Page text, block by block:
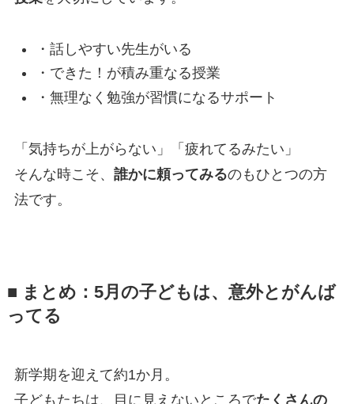
・話しやすい先生がいる
・できた！が積み重なる授業
・無理なく勉強が習慣になるサポート
「気持ちが上がらない」「疲れてるみたい」
そんな時こそ、 誰かに頼ってみるのもひとつの方
法です。
■ まとめ：5月の子どもは、意外とがんば
ってる
新学期を迎えて約1か月。
子どもたちは、目に見えないところでたくさんの